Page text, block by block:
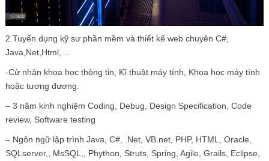
2.Tuyển dụng kỹ sư phần mềm và thiết kế web chuyên C#,
Java,Net,Html,…
-Cử nhân khoa học thông tin, Kĩ thuật máy tính, Khoa học máy tính
hoặc tương đương.
– 3 năm kinh nghiệm Coding, Debug, Design Specification, Code
review, Software testing
– Ngôn ngữ lập trình Java, C#, .Net, VB.net, PHP, HTML, Oracle,
SQLserver,, MsSQL,, Phython, Struts, Spring, Agile, Grails, Eclipse,